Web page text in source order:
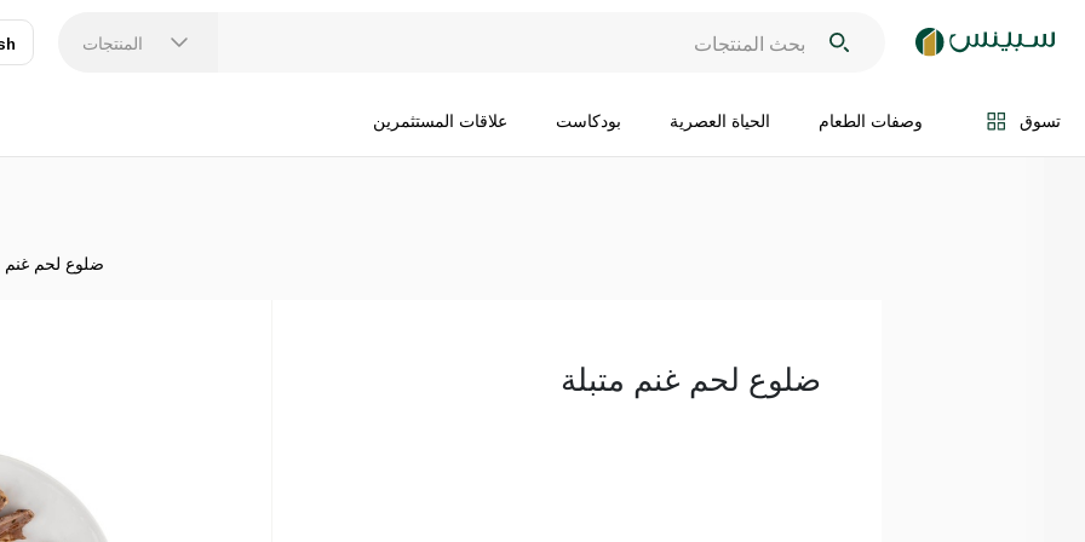
المنتجات
تسوق وصفات الطعام الحياة العصرية بودكاست علاقات المستثمرين
اضف الى السلة
ضلوع لحم غنم
ضلوع لحم غنم متبلة